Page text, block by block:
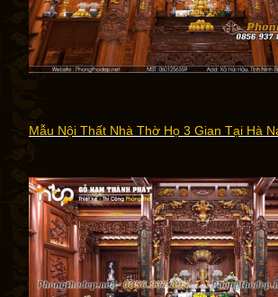
Mẫu Nội Thất Nhà Thờ Họ 3 Gian Tại Hà